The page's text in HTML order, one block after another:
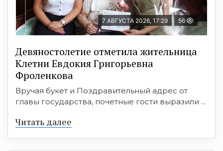
7 АВГУСТА 2026, 17:29 56
Девяностолетие отметила жительница
Клетни Евдокия Григорьевна
Фроленкова
Вручая букет и Поздравительный адрес от
главы государства, почетные гости выразили ...
Читать далее